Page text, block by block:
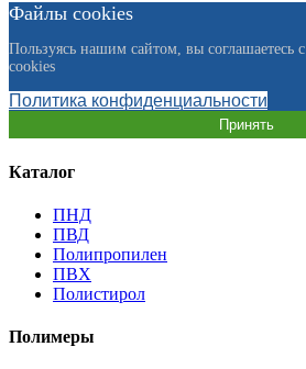
Файлы cookies
Пользуясь нашим сайтом, вы соглашаетесь
cookies
Политика конфиденциальности
Принять
Каталог
ПНД
ПВД
Полипропилен
ПВХ
Полистирол
Полимеры